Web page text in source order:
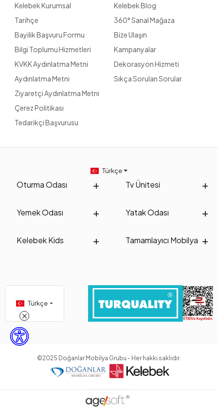
Kelebek Kurumsal
Tarihçe
Bayilik Başvuru Formu
Bilgi Toplumu Hizmetleri
KVKK Aydınlatma Metni
Aydınlatma Metni
Ziyaretçi Aydınlatma Metni
Çerez Politikası
Tedarikçi Başvurusu
Kelebek Blog
360° Sanal Mağaza
Bize Ulaşın
Kampanyalar
Dekorasyon Hizmeti
Sıkça Sorulan Sorular
Oturma Odası Tv Ünitesi
Yemek Odası Yatak Odası
Kelebek Kids Tamamlayıcı Mobilya
Türkçe
Türkçe
©2025 Doğanlar Mobilya Grubu - Her hakkı saklıdır.